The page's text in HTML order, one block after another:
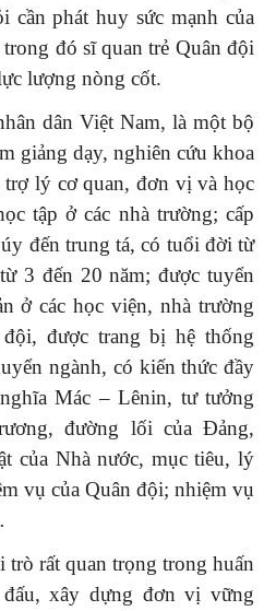
phát huy sức mạnh của
đó sĩ quan trẻ Quân đội
lượng nòng cốt.
dân Việt Nam, là một bộ
giảng dạy, nghiên cứu khoa
lý cơ quan, đơn vị và học
tập ở các nhà trường; cấp
đến trung tá, có tuổi đời từ
3 đến 20 năm; được tuyển
ở các học viện, nhà trường
được trang bị hệ thống
ngành, có kiến thức đầy
Mác – Lênin, tư tưởng
đường lối của Đảng,
của Nhà nước, mục tiêu, lý
vụ của Quân đội; nhiệm vụ
trò rất quan trọng trong huấn
đấu, xây dựng đơn vị vững